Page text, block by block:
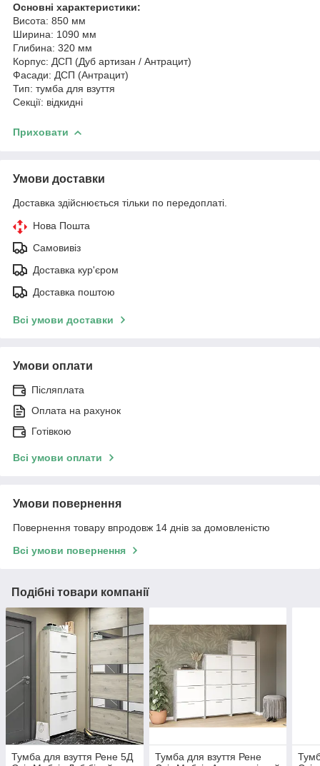
Основні характеристики:
Висота: 850 мм
Ширина: 1090 мм
Глибина: 320 мм
Корпус: ДСП (Дуб артизан / Антрацит)
Фасади: ДСП (Антрацит)
Тип: тумба для взуття
Секції: відкидні
Приховати
Умови доставки
Доставка здійснюється тільки по передоплаті.
Нова Пошта
Самовивіз
Доставка кур'єром
Доставка поштою
Всі умови доставки
Умови оплати
Післяплата
Оплата на рахунок
Готівкою
Всі умови оплати
Умови повернення
Повернення товару впродовж 14 днів за домовленістю
Всі умови повернення
Подібні товари компанії
Тумба для взуття Рене 5Д
Тумба для взуття Рене